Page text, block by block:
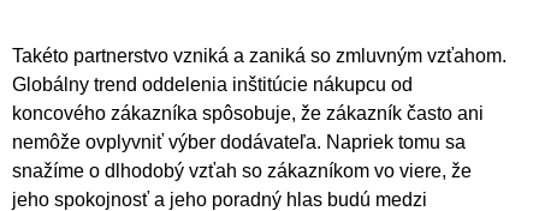
Takéto partnerstvo vzniká a zaniká so zmluvným vzťahom.
Globálny trend oddelenia inštitúcie nákupcu od
koncového zákazníka spôsobuje, že zákazník často ani
nemôže ovplyvniť výber dodávateľa. Napriek tomu sa
snažíme o dlhodobý vzťah so zákazníkom vo viere, že
jeho spokojnosť a jeho poradný hlas budú medzi